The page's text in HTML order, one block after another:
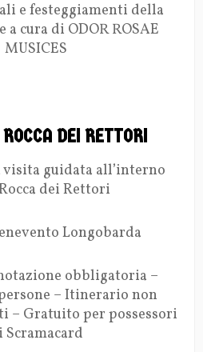
e festeggiamenti della
cura di ODOR ROSAE
MUSICES
DEI RETTORI
guidata all’interno
dei Rettori
Longobarda
obbligatoria –
– Itinerario non
– Gratuito per possessori
Scramacard